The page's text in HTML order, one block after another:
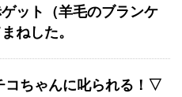
ット（羊毛のブランケ
ねした。
コちゃんに叱られる！▽